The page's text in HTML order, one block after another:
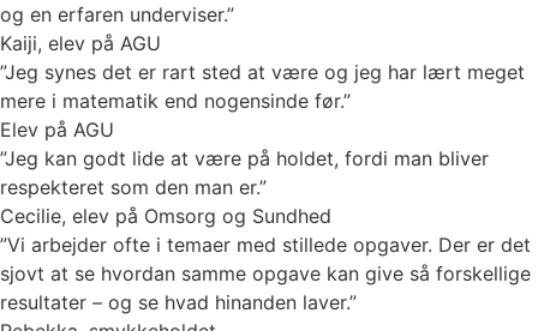
og en erfaren underviser.”
Kaiji, elev på AGU
”Jeg synes det er rart sted at være og jeg har lært meget
mere i matematik end nogensinde før.”
Elev på AGU
”Jeg kan godt lide at være på holdet, fordi man bliver
respekteret som den man er.”
Cecilie, elev på Omsorg og Sundhed
”Vi arbejder ofte i temaer med stillede opgaver. Der er det
sjovt at se hvordan samme opgave kan give så forskellige
resultater – og se hvad hinanden laver.”